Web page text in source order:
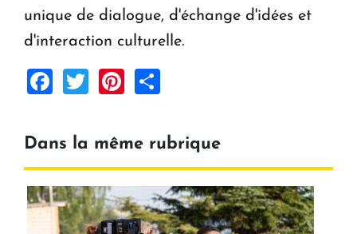
unique de dialogue, d'échange d'idées et
d'interaction culturelle.
Facebook
TwitterPinterest
Dans la même rubrique